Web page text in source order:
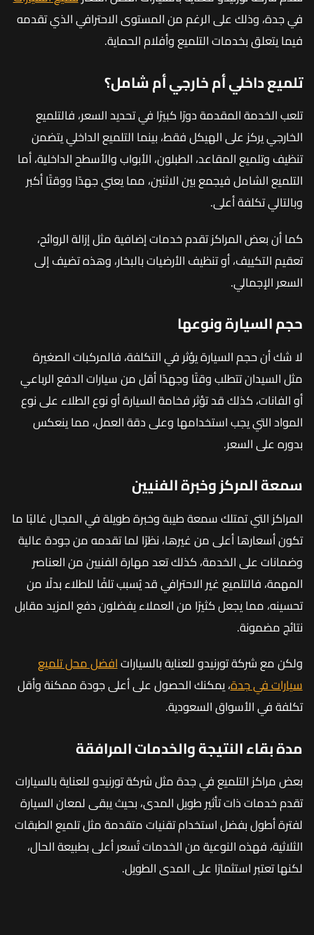
في جدة، وذلك على الرغم من المستوى الاحترافي الذي تقدمه
فيما يتعلق بخدمات التلميع وأفلام الحماية.
تلميع داخلي أم خارجي أم شامل؟
تلعب الخدمة المقدمة دورًا كبيرًا في تحديد السعر، فالتلميع
الخارجي يركز على الهيكل فقط، بينما التلميع الداخلي يتضمن
تنظيف وتلميع المقاعد، الطبلون، الأبواب والأسطح الداخلية، أما
التلميع الشامل فيجمع بين الاثنين، مما يعني جهدًا ووقتًا أكبر
وبالتالي تكلفة أعلى.
كما أن بعض المراكز تقدم خدمات إضافية مثل إزالة الروائح،
تعقيم التكييف، أو تنظيف الأرضيات بالبخار، وهذه تضيف إلى
السعر الإجمالي.
حجم السيارة ونوعها
لا شك أن حجم السيارة يؤثر في التكلفة، فالمركبات الصغيرة
مثل السيدان تتطلب وقتًا وجهدًا أقل من سيارات الدفع الرباعي
أو الفانات، كذلك قد تؤثر فخامة السيارة أو نوع الطلاء على نوع
المواد التي يجب استخدامها وعلى دقة العمل، مما ينعكس
بدوره على السعر.
سمعة المركز وخبرة الفنيين
المراكز التي تمتلك سمعة طيبة وخبرة طويلة في المجال غالبًا ما
تكون أسعارها أعلى من غيرها، نظرًا لما تقدمه من جودة عالية
وضمانات على الخدمة، كذلك تعد مهارة الفنيين من العناصر
المهمة، فالتلميع غير الاحترافي قد يُسبب تلفًا للطلاء بدلًا من
تحسينه، مما يجعل كثيرًا من العملاء يفضلون دفع المزيد مقابل
نتائج مضمونة.
ولكن مع شركة تورنيدو للعناية بالسياراتافضل محل تلميع
سيارات في جدة، يمكنك الحصول على أعلى جودة ممكنة وأقل
تكلفة في الأسواق السعودية.
مدة بقاء النتيجة والخدمات المرافقة
بعض مراكز التلميع في جدة مثل شركة تورنيدو للعناية بالسيارات
تقدم خدمات ذات تأثير طويل المدى، بحيث يبقى لمعان السيارة
لفترة أطول بفضل استخدام تقنيات متقدمة مثل تلميع الطبقات
الثلاثية، فهذه النوعية من الخدمات تُسعر أعلى بطبيعة الحال،
لكنها تعتبر استثمارًا على المدى الطويل.